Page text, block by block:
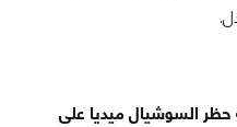
حظر السوشيال ميديا على